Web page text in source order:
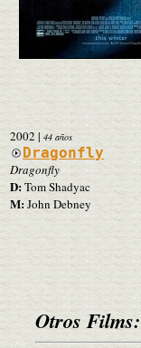
2002 | 44 años
Dragonfly
Dragonfly
D:Tom Shadyac
M: John Debney
Otros Films: